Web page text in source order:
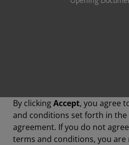
By clickingAccept, you agree
and conditions set forth in the
agreement. If you do not
terms and conditions, you